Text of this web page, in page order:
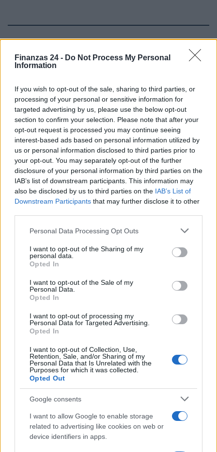
Finanzas 24 - Do Not Process My Personal
Information
If you wish to opt-out of the sale, sharing to third parties, or
processing of your personal or sensitive information for
targeted advertising by us, please use the below opt-out
section to confirm your selection. Please note that after your
opt-out request is processed you may continue seeing
interest-based ads based on personal information utilized by
us or personal information disclosed to third parties prior to
your opt-out. You may separately opt-out of the further
disclosure of your personal information by third parties on the
IAB’s list of downstream participants. This information may
also be disclosed by us to third parties on the IAB’s List of
Downstream Participants that may further disclose it to other
Please note that this website/app uses one or more Google
not limited to your visit or usage behaviour. You may click to
grant or deny consent to Google and its third-party tags to
use your data for below specified purposes in below Google
consent section.
Personal Data Processing Opt Outs
I want to opt-out of the Sharing of my
personal data.
Opted In
I want to opt-out of the Sale of my
Personal Data.
Opted In
I want to opt-out of processing my
Personal Data for Targeted Advertising.
Opted In
I want to opt-out of Collection, Use,
Retention, Sale, and/or Sharing of my
Personal Data that Is Unrelated with the
Purposes for which it was collected.
Opted Out
Google consents
I want to allow Google to enable storage
related to advertising like cookies on web or
device identifiers in apps.
Sigue leyendo
FINANCIACIÓN
Guía para comparar créditos: TIN, TAE y comisiones
explicadas
CRIPTOMONEDAS
Hackers de Corea del Norte comprometen a OPPO y Coinbase
en una campaña global de robo de criptomonedas
Diego Martín · 8 Ago 2026
FINANZAS